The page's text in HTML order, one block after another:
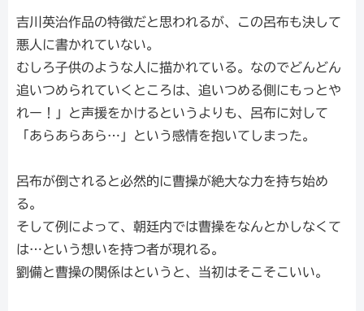
吉川英治作品の特徴だと思われるが、この呂布も決して
悪人に書かれていない。
むしろ子供のような人に描かれている。なのでどんどん
追いつめられていくところは、追いつめる側にもっとや
れー！」と声援をかけるというよりも、呂布に対して
「あらあらあら…」という感情を抱いてしまった。
呂布が倒されると必然的に曹操が絶大な力を持ち始め
る。
そして例によって、朝廷内では曹操をなんとかしなくて
は…という想いを持つ者が現れる。
劉備と曹操の関係はというと、当初はそこそこいい。